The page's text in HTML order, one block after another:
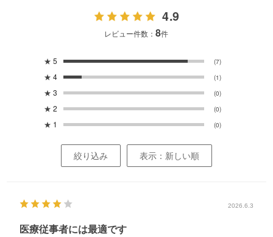
4.9
レビュー件数：8件
★ 5 (7)
★ 4 (1)
★ 3 (0)
★ 2 (0)
★ 1 (0)
絞り込み 表示：新しい順
2026.6.3
医療従事者には最適です